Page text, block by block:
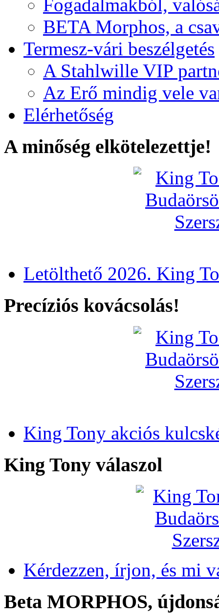
Fogadalmakból,
BETA Morphos, a
Termesz-vári beszélgetés
A Stahlwille VIP
Az Erő mindig vele
Elérhetőség
A minőség elkötelezettje!
Letölthető 2026. King
Precíziós kovácsolás!
King Tony akciós
King Tony válaszol
Kérdezzen, írjon, és mi
Beta MORPHOS,